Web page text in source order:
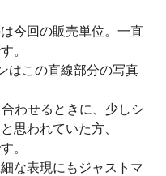
今回の販売単位。一直
。
はこの直線部分の写真
わせるときに、少しシ
思われていた方、
。
な表現にもジャストマ